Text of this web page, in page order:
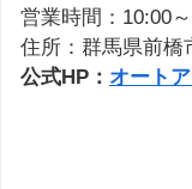
営業時間：10:00
住所：群馬県前橋
公式HP： オート